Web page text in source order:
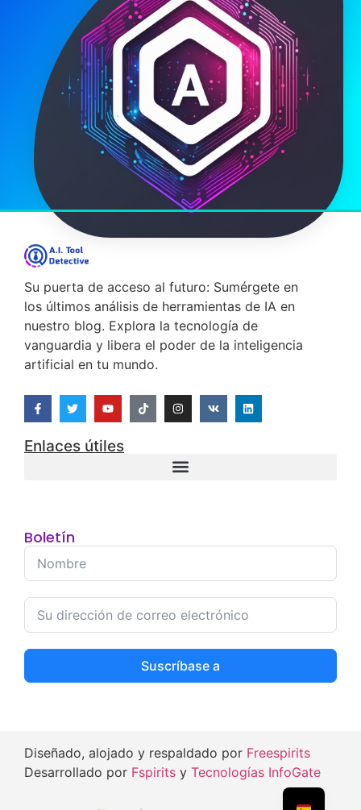
Su puerta de acceso al futuro: Sumérgete en
los últimos análisis de herramientas de IA en
nuestro blog. Explora la tecnología de
vanguardia y libera el poder de la inteligencia
artificial en tu mundo.
Enlaces útiles
Boletín
Suscríbase a
Diseñado, alojado y respaldado por Freespirits
Desarrollado por Fspirits y Tecnologías InfoGate